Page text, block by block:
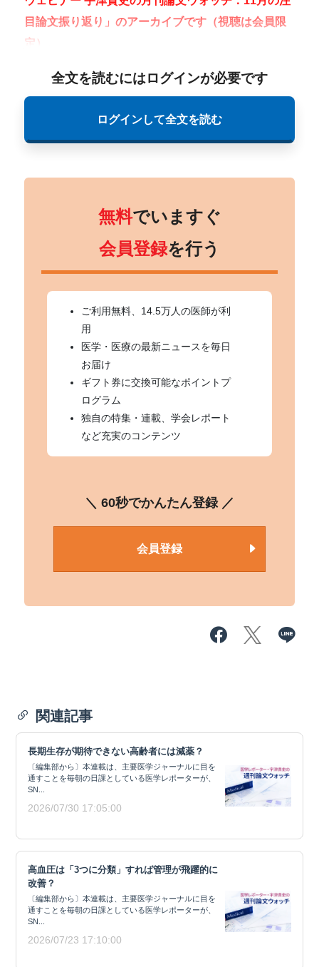
目論文振り返り」のアーカイブです（視聴は会員限
定）。
全文を読むにはログインが必要です
ログインして全文を読む
無料でいますぐ
会員登録を行う
ご利用無料、14.5万人の医師が利
用
医学・医療の最新ニュースを毎日
お届け
ギフト券に交換可能なポイントプ
ログラム
独自の特集・連載、学会レポート
など充実のコンテンツ
＼ 60秒でかんたん登録 ／
会員登録
関連記事
長期生存が期待できない高齢者には減薬？
〔編集部から〕本連載は、主要医学ジャーナルに目を
通すことを毎朝の日課としている医学レポーターが、
SN...
2026/07/30 17:05:00
高血圧は「3つに分類」すれば管理が飛躍的に
改善？
〔編集部から〕本連載は、主要医学ジャーナルに目を
通すことを毎朝の日課としている医学レポーターが、
SN...
2026/07/23 17:10:00